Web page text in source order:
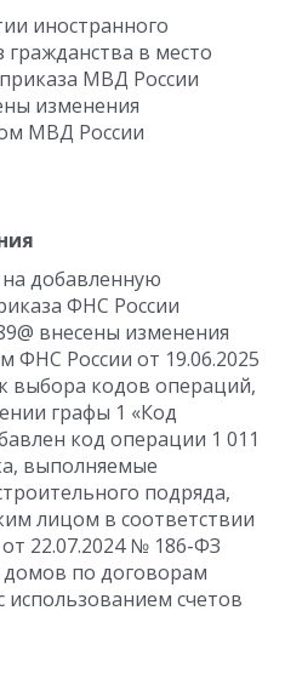
иностранного
в место
МВД России
изменения
МВД России
добавленную
ФНС России
внесены изменения
ФНС России от 19.06.2025
выбора кодов операций,
графы 1 «Код
код операции 1 011
выполняемые
подряда,
лицом в соответствии
от 22.07.2024№ 186-ФЗ
домов по договорам
использованием счетов